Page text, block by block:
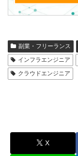
副業・フリーランス
インフラエンジニア
クラウドエンジニア
X